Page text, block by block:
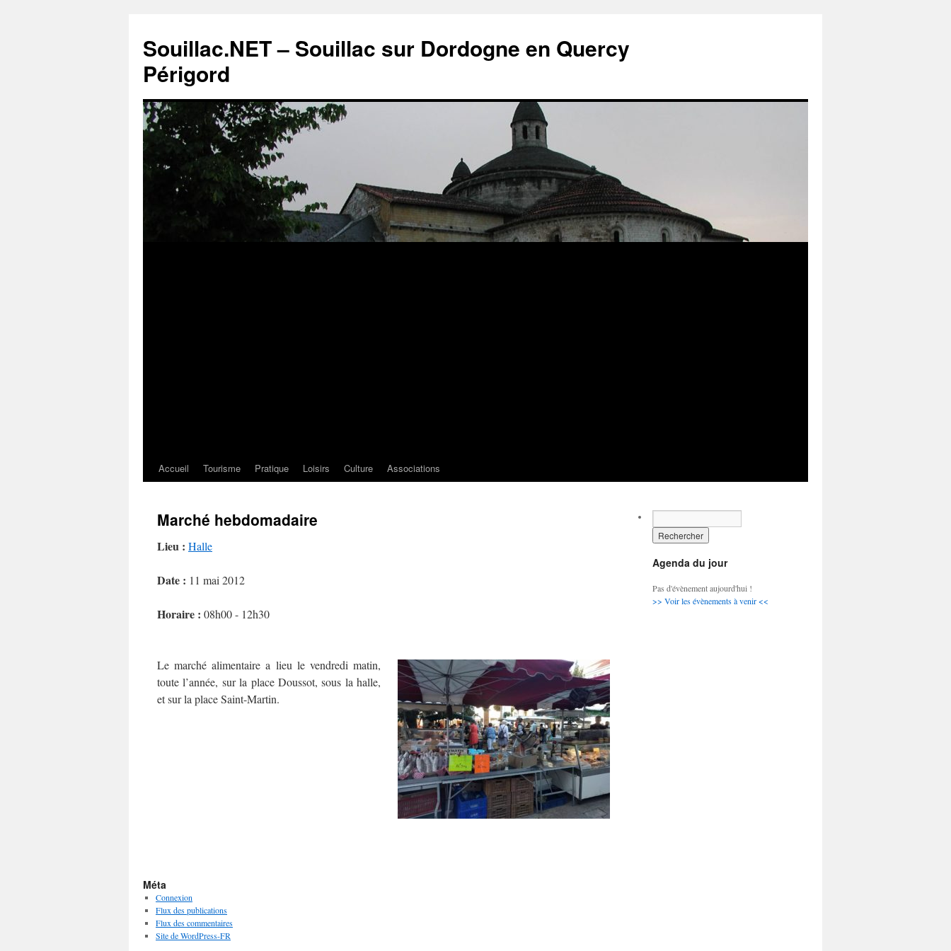
Souillac.NET – Souillac sur Dordogne en Quercy
Périgord
Accueil Tourisme Pratique Loisirs Culture Associations
Marché hebdomadaire
Lieu : Halle
Date : 11 mai 2012
Horaire : 08h00 - 12h30
Le marché alimentaire a lieu le vendredi matin,
toute l’année, sur la place Doussot, sous la halle,
et sur la place Saint-Martin.
Agenda du jour
Pas d'évènement aujourd'hui !
>> Voir les évènements à venir <<
Méta
Connexion
Flux des publications
Flux des commentaires
Site de WordPress-FR